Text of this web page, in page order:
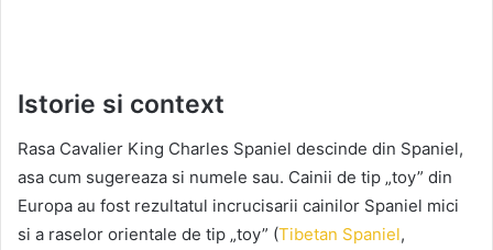
Istorie si context
Rasa Cavalier King Charles Spaniel descinde din Spaniel,
asa cum sugereaza si numele sau. Cainii de tip „toy” din
Europa au fost rezultatul incrucisarii cainilor Spaniel mici
si a raselor orientale de tip „toy” (Tibetan Spaniel,